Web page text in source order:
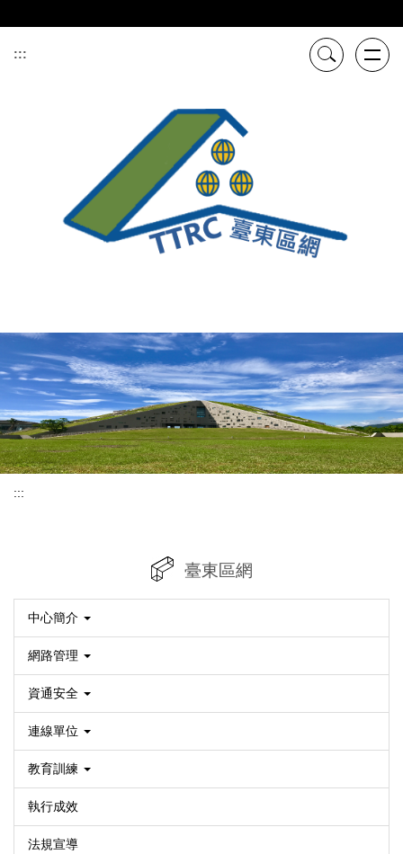
到
主
:::
:::
臺東區網
中心簡介
網路管理
資通安全
連線單位
教育訓練
執行成效
法規宣導